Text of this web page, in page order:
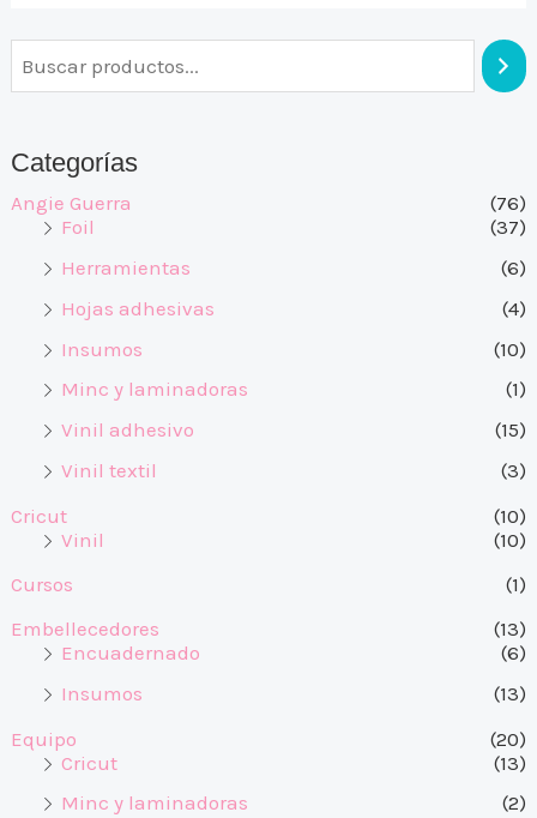
Categorías
Angie Guerra
(76)
Foil
(37)
Herramientas
(6)
Hojas adhesivas
(4)
Insumos
(10)
Minc y laminadoras
(1)
Vinil adhesivo
(15)
Vinil textil
(3)
Cricut
(10)
Vinil
(10)
Cursos
(1)
Embellecedores
(13)
Encuadernado
(6)
Insumos
(13)
Equipo
(20)
Cricut
(13)
Minc y laminadoras
(2)